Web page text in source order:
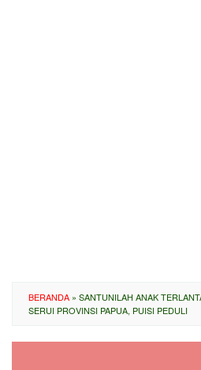
BERANDA » SANTUNILAH ANAK
SERUI PROVINSI PAPUA, PUISI PEDULI